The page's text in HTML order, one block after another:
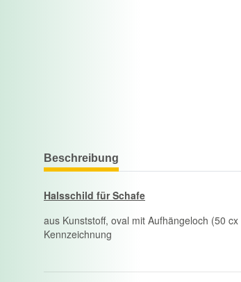
Beschreibung
Halsschild für Schafe
aus Kunststoff, oval mit Aufhängeloch (50
Kennzeichnung